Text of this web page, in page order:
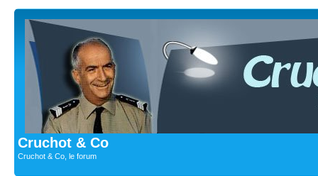
Cruchot & Co
Cruchot & Co, le forum